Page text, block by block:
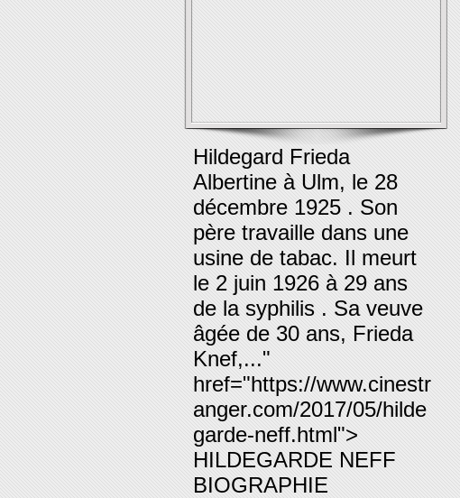
Hildegard Frieda
Albertine à Ulm, le 28
décembre 1925 . Son
père travaille dans une
usine de tabac. Il meurt
le 2 juin 1926 à 29 ans
de la syphilis . Sa veuve
âgée de 30 ans, Frieda
Knef,..."
href="https://www.cinestr
anger.com/2017/05/hilde
garde-neff.html">
HILDEGARDE NEFF
BIOGRAPHIE